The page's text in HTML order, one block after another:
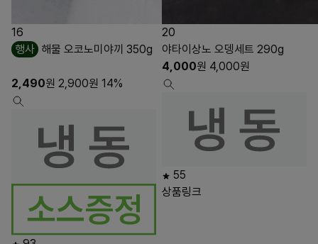
16
행사 해물 오코노미야끼 350g
2,490원 2,900원 14%
20
야타이상노 오뎅세트 290g
4,000원 4,000원
55
상품링크